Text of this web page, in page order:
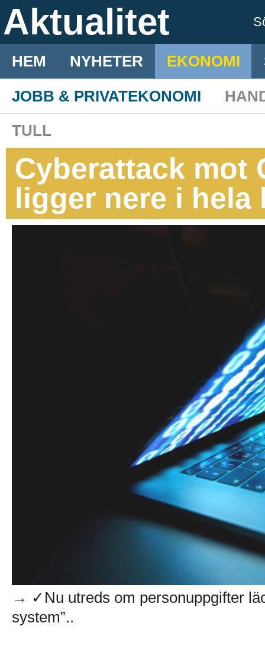
Aktualitet
HEM NYHETER EKONOMI
JOBB & PRIVATEKONOMI
TULL
Cyberattack mot
ligger nere i
→ ✓Nu utreds om personuppgifter
system”..